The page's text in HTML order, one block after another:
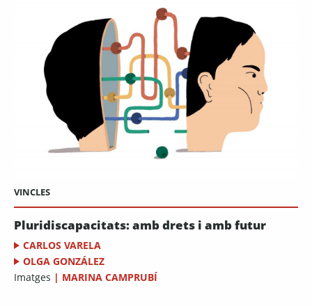
VINCLES
Pluridiscapacitats: amb drets i amb futur
CARLOS VARELA
OLGA GONZÁLEZ
Imatges | MARINA CAMPRUBÍ